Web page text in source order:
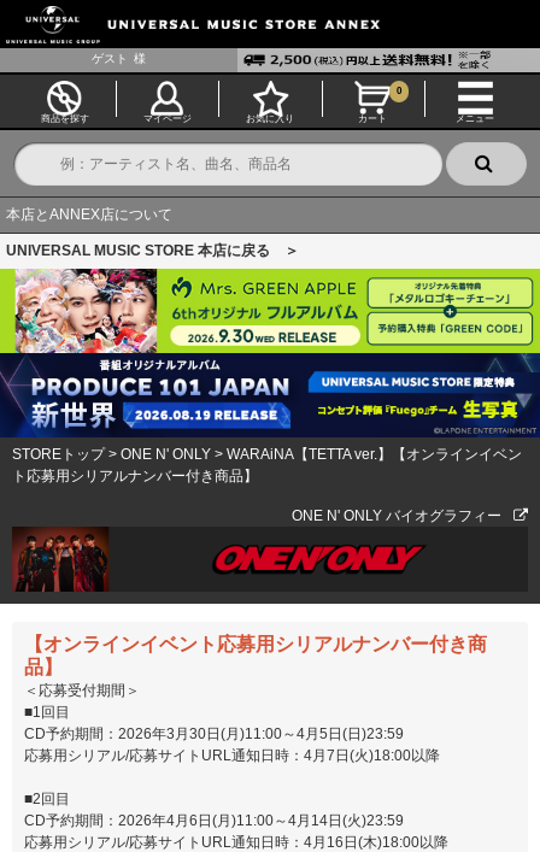
ゲスト 様
商品を探す マイページ お気に入り カート
0
メニュー
本店とANNEX店について
UNIVERSAL MUSIC STORE 本店に戻る ＞
STOREトップ> ONE N' ONLY > WARAiNA【TETTA ver.】【オンラインイベン
ト応募用シリアルナンバー付き商品】
ONE N' ONLY バイオグラフィー
【オンラインイベント応募用シリアルナンバー付き商
品】
＜応募受付期間＞
■1回目
CD予約期間：2026年3月30日(月)11:00～4月5日(日)23:59
応募用シリアル/応募サイトURL通知日時：4月7日(火)18:00以降
■2回目
CD予約期間：2026年4月6日(月)11:00～4月14日(火)23:59
応募用シリアル/応募サイトURL通知日時：4月16日(木)18:00以降